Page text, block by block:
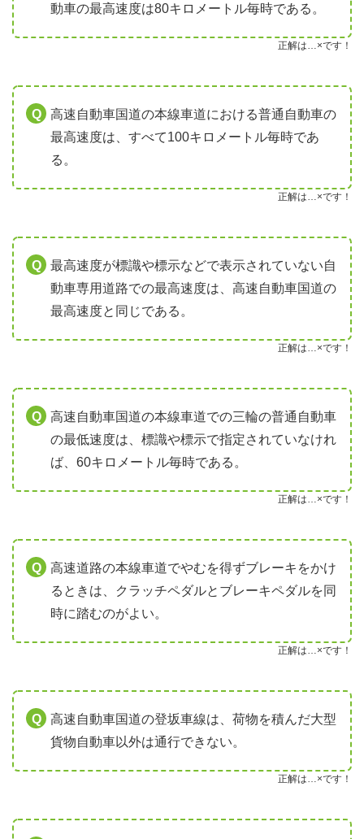
動車の最高速度は80キロメートル毎時である。
正解は…×です！
高速自動車国道の本線車道における普通自動車の
最高速度は、すべて100キロメートル毎時であ
る。
正解は…×です！
最高速度が標識や標示などで表示されていない自
動車専用道路での最高速度は、高速自動車国道の
最高速度と同じである。
正解は…×です！
高速自動車国道の本線車道での三輪の普通自動車
の最低速度は、標識や標示で指定されていなけれ
ば、60キロメートル毎時である。
正解は…×です！
高速道路の本線車道でやむを得ずブレーキをかけ
るときは、クラッチペダルとブレーキペダルを同
時に踏むのがよい。
正解は…×です！
高速自動車国道の登坂車線は、荷物を積んだ大型
貨物自動車以外は通行できない。
正解は…×です！